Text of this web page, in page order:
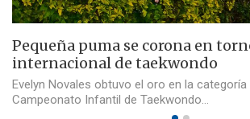
Pequeña puma se corona en
internacional de taekwondo
Evelyn Novales obtuvo el oro en la
Campeonato Infantil de Taekwondo…